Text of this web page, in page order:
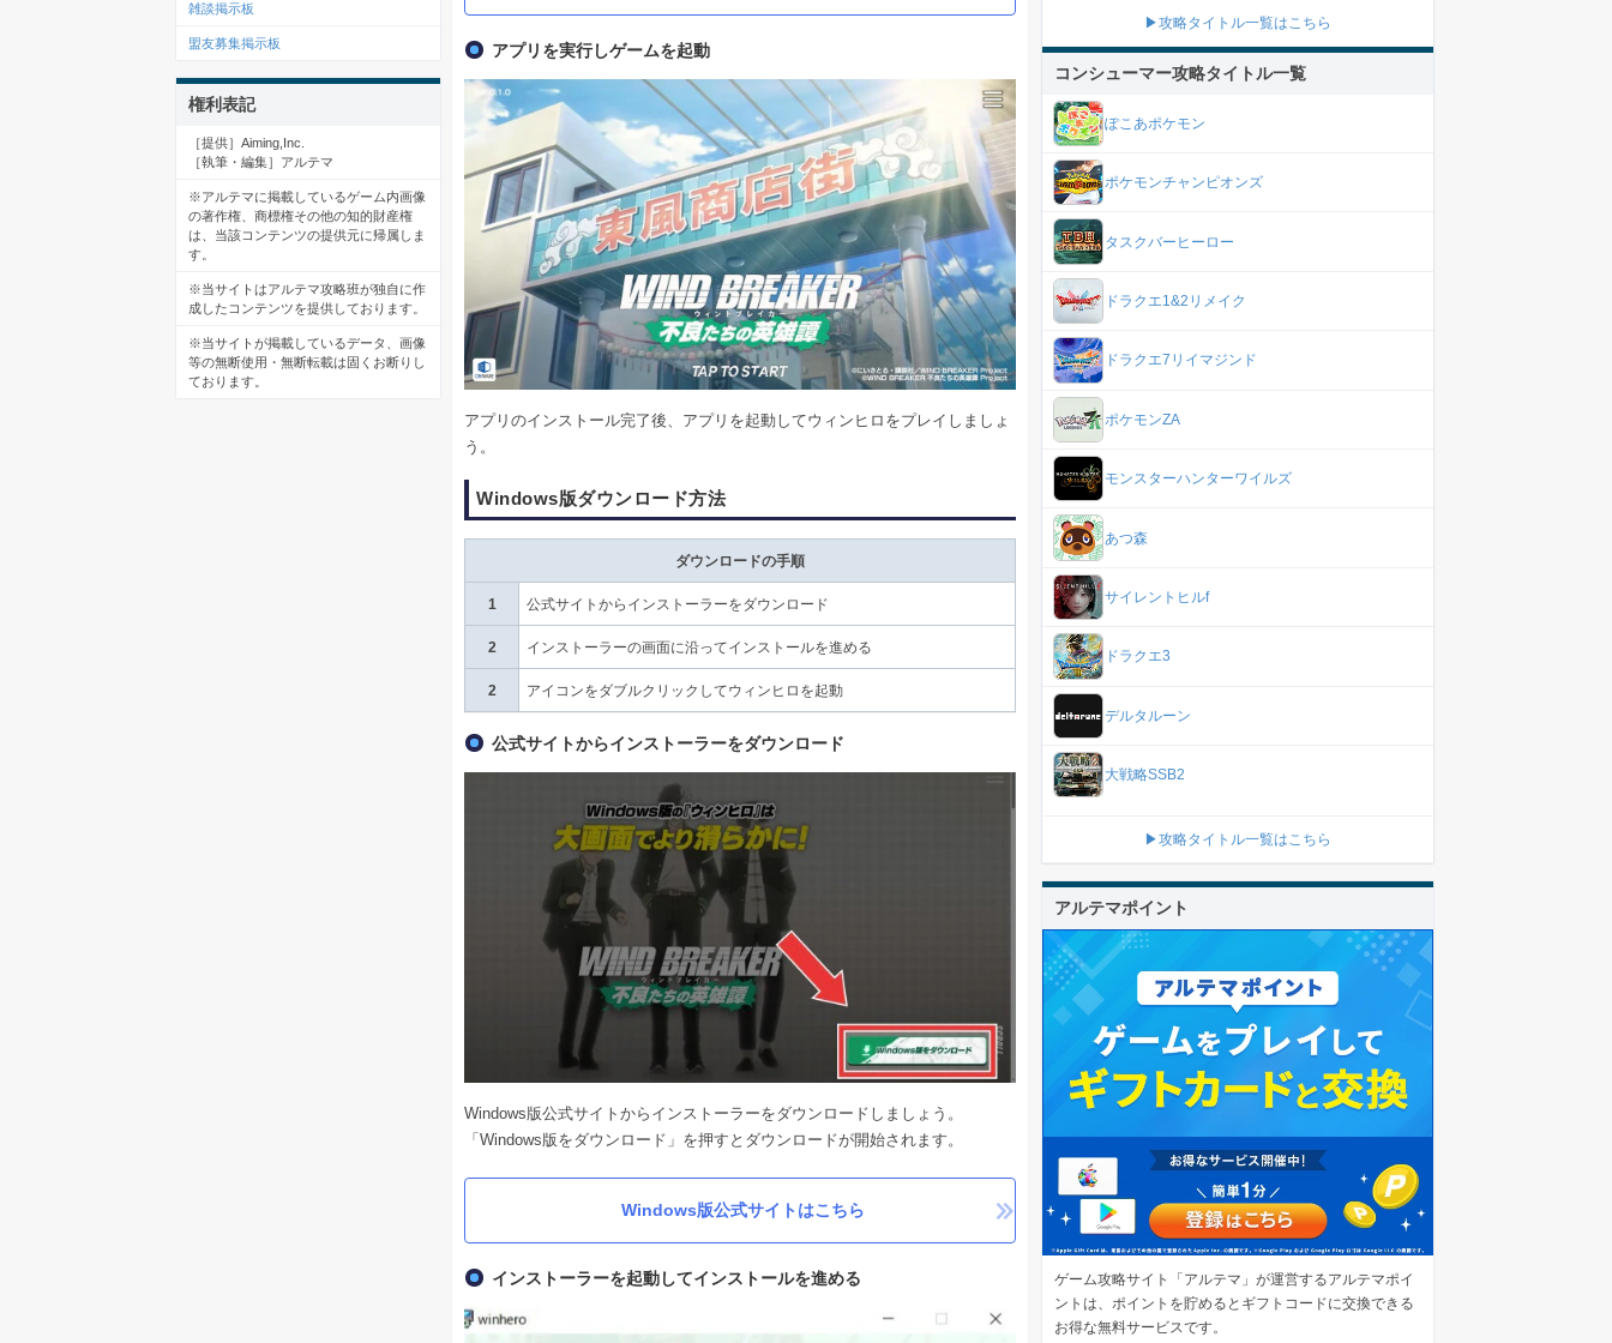
アプリを実行しゲームを起動
アプリのインストール完了後、アプリを起動してウィンヒロをプレイしましょ
う。
Windows版ダウンロード方法
ダウンロードの手順
1 公式サイトからインストーラーをダウンロード
2 インストーラーの画面に沿ってインストールを進める
2 アイコンをダブルクリックしてウィンヒロを起動
公式サイトからインストーラーをダウンロード
Windows版公式サイトからインストーラーをダウンロードしましょう。
「Windows版をダウンロード」を押すとダウンロードが開始されます。
Windows版公式サイトはこちら
インストーラーを起動してインストールを進める
雑談掲示板
盟友募集掲示板
権利表記
［提供］Aiming,Inc.
［執筆・編集］アルテマ
※アルテマに掲載しているゲーム内画像
の著作権、商標権その他の知的財産権
は、当該コンテンツの提供元に帰属しま
す。
※当サイトはアルテマ攻略班が独自に作
成したコンテンツを提供しております。
※当サイトが掲載しているデータ、画像
等の無断使用・無断転載は固くお断りし
ております。
▶攻略タイトル一覧はこちら
コンシューマー攻略タイトル一覧
ぽこあポケモン
ポケモンチャンピオンズ
タスクバーヒーロー
ドラクエ1&2リメイク
ドラクエ7リイマジンド
ポケモンZA
モンスターハンターワイルズ
あつ森
サイレントヒルf
ドラクエ3
デルタルーン
大戦略SSB2
▶攻略タイトル一覧はこちら
アルテマポイント
ゲーム攻略サイト「アルテマ」が運営するアルテマポイ
ントは、ポイントを貯めるとギフトコードに交換できる
お得な無料サービスです。